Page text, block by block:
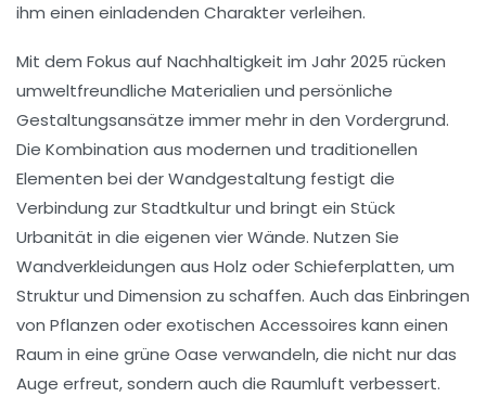
ihm einen einladenden Charakter verleihen.
Mit dem Fokus auf Nachhaltigkeit im Jahr 2025 rücken
umweltfreundliche Materialien und persönliche
Gestaltungsansätze immer mehr in den Vordergrund.
Die Kombination aus modernen und traditionellen
Elementen bei der Wandgestaltung festigt die
Verbindung zurStadtkulturund bringt ein Stück
Urbanität in die eigenen vier Wände. Nutzen Sie
Wandverkleidungen aus Holz oderSchieferplatten, um
Struktur und Dimension zu schaffen. Auch das Einbringen
von Pflanzen oder exotischen Accessoires kann einen
Raum in eine grüne Oase verwandeln, die nicht nur das
Auge erfreut, sondern auch die Raumluft verbessert.